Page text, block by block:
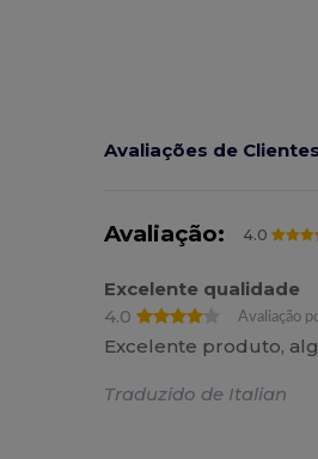
Avaliações de
Avaliação: 4.0
Excelente qualidade
4.0
Avaliação
Excelente produto,
Traduzido de Italian